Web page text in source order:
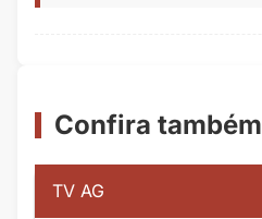
Confira também
TV AG